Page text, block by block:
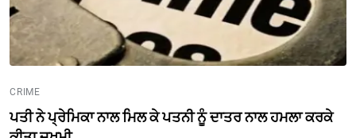
CRIME
ਪਤੀ ਨੇ ਪ੍ਰੇਮਿਕਾ ਨਾਲ ਮਿਲ ਕੇ ਪਤਨੀ ਨੂੰ ਦਾਤਰ ਨਾਲ ਹਮਲਾ ਕਰਕੇ